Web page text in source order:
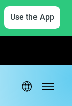
Use the App